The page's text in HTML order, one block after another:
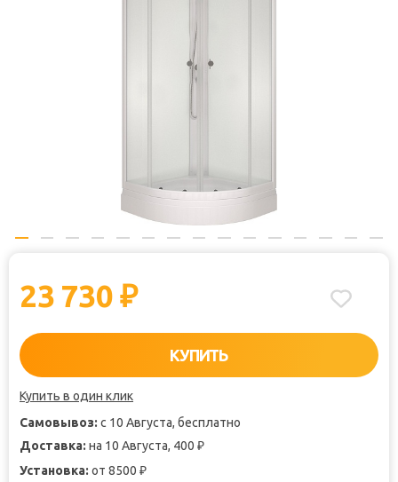
23 730 ₽
КУПИТЬ
Купить в один клик
Самовывоз: с 10 Августа, бесплатно
Доставка: на 10 Августа, 400 ₽
Установка: от 8500 ₽